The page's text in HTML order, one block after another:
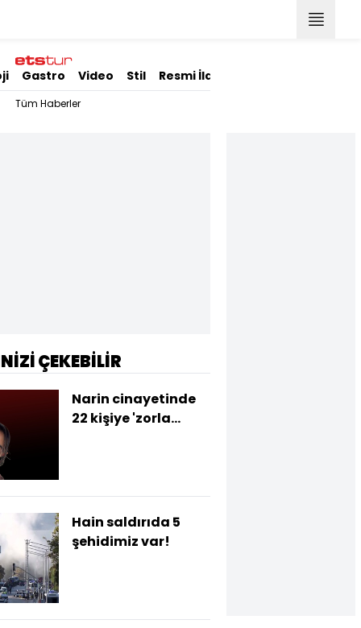
Gastro Video Stil Resmi İlanlar
Tüm Haberler
ÇEKEBİLİR
Narin cinayetinde
22 kişiye 'zorla
Hain saldırıda 5
şehidimiz var!